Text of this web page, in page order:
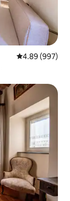
평점 4.89점(5
4.89 (997)